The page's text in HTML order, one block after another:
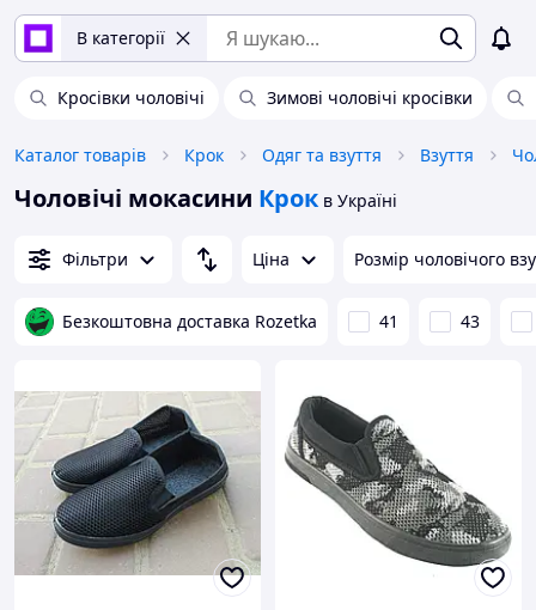
В категорії
Кросівки чоловічі Зимові чоловічі кросівки
Каталог товарів Крок Одяг та взуття Взуття
Чоловічі мокасини Крок в Україні
Фільтри Ціна Розмір чоловічого
Безкоштовна доставка Rozetka 41 43